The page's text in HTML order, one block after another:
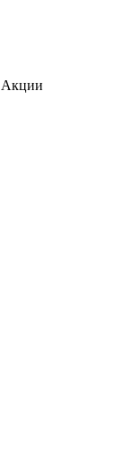
Акции